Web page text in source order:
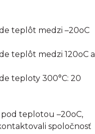
teplôt medzi –20oC
teplôt medzi 120oC a
teploty 300°C: 20
teplotou –20oC,
spoločnosť